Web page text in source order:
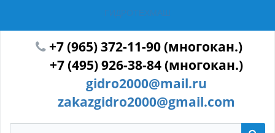
ГИДРОТЕХМАШ
+7 (965) 372-11-90 (многокан.)
+7 (495) 926-38-84 (многокан.)
gidro2000@mail.ru
zakazgidro2000@gmail.com